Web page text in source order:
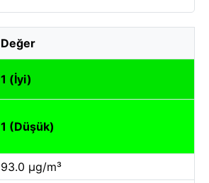
Değer
1 (İyi)
1 (Düşük)
93.0 µg/m³